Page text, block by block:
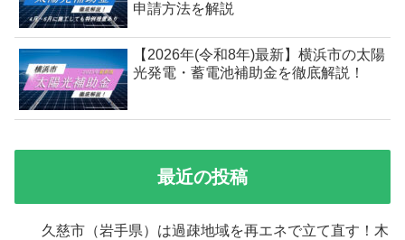
申請方法を解説
【2026年(令和8年)最新】横浜市の太陽
光発電・蓄電池補助金を徹底解説！
最近の投稿
久慈市（岩手県）は過疎地域を再エネで立て直す！木